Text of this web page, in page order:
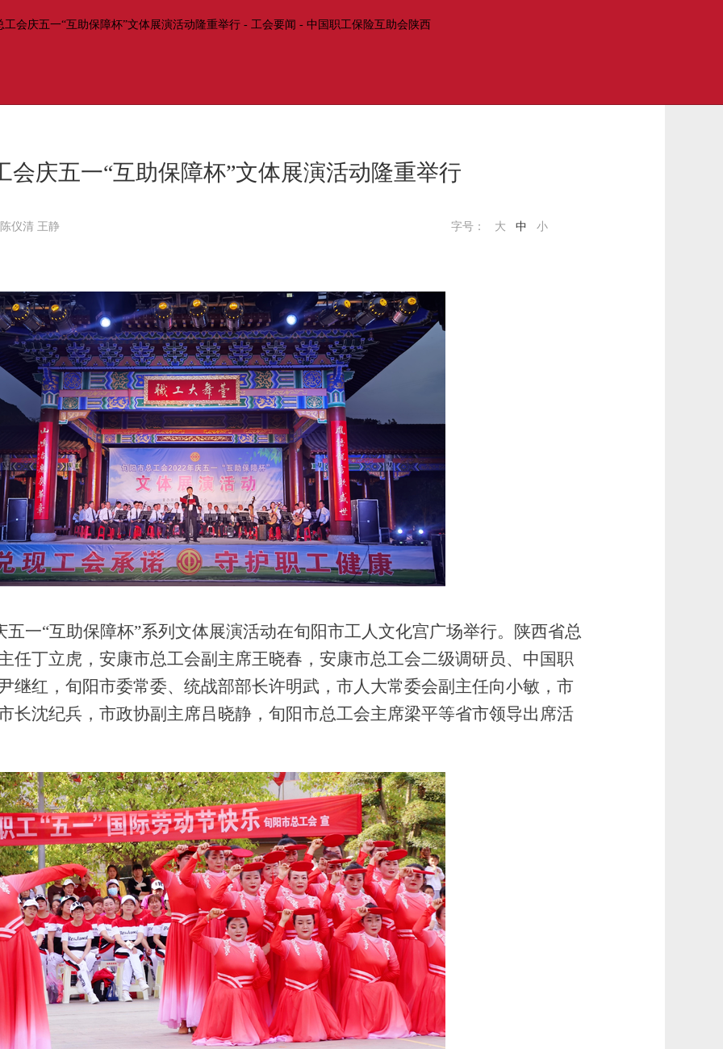
会庆五一“互助保障杯”文体展演活动隆重举行
仪清 王静 字号： 大 中 小
一“互助保障杯”系列文体展演活动在旬阳市工人文化宫广场举行。陕西省总
任丁立虎，安康市总工会副主席王晓春，安康市总工会二级调研员、中国职
继红，旬阳市委常委、统战部部长许明武，市人大常委会副主任向小敏，市
长沈纪兵，市政协副主席吕晓静，旬阳市总工会主席梁平等省市领导出席活